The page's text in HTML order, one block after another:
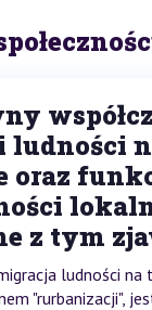
ludności
oraz
z tym
ludności na
"rurbanizacji",